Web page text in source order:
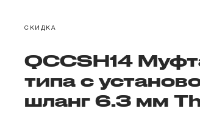
СКИДКА
QCCSH14
типа с
шланг 6.3 мм